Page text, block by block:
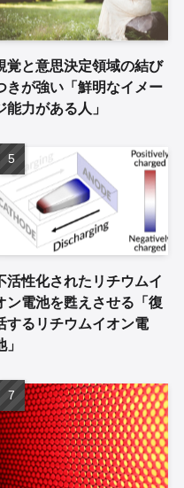
覚と意思決定領域の結び
きが強い「鮮明なイメー
能力がある人」
活性化されたリチウムイ
ン電池を甦えさせる「復
するリチウムイオン電
」